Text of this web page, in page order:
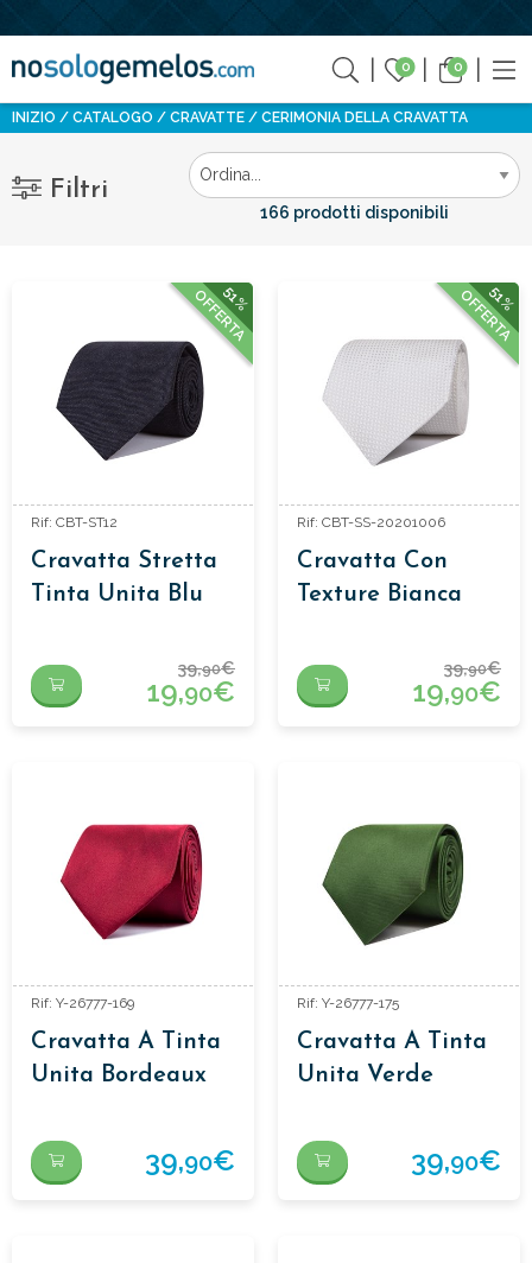
0 0
INIZIO CATALOGO CRAVATTE CERIMONIA DELLA CRAVATTA
Filtri
166 prodotti disponibili
51%
OFFERTA
Rif: CBT-ST12
Cravatta Stretta
Tinta Unita Blu
39,90€
19,90€
51%
OFFERTA
Rif: CBT-SS-20201006
Cravatta Con
Texture Bianca
39,90€
19,90€
Rif: Y-26777-169
Cravatta A Tinta
Unita Bordeaux
39,90€
Rif: Y-26777-175
Cravatta A Tinta
Unita Verde
39,90€